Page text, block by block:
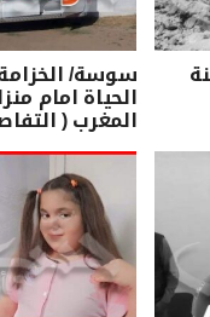
سوسة/
الحياة امام
المغرب (